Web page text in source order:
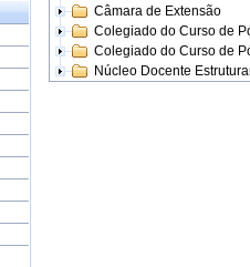
Câmara de Extensão
Colegiado do Curso de
Colegiado do Curso de
Núcleo Docente